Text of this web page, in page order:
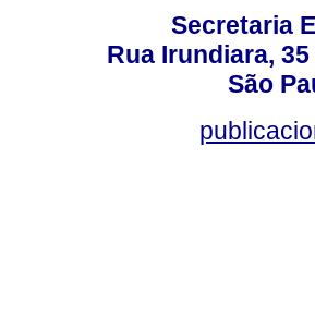
Secretaria
Rua Irundiara,
São